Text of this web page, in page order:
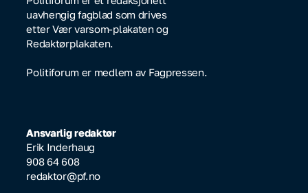
uavhengig fagblad som drives
etter Vær varsom-plakaten og
Redaktørplakaten.
Politiforum er medlem av Fagpressen.
Ansvarlig redaktør
Erik Inderhaug
908 64 608
redaktor@pf.no